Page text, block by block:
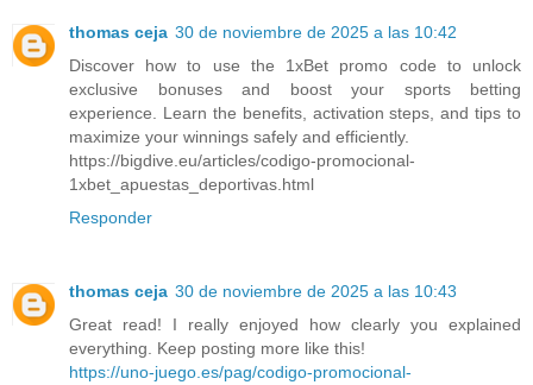
thomas ceja 30 de noviembre de 2025 a las 10:42
Discover how to use the 1xBet promo code to unlock
exclusive bonuses and boost your sports betting
experience. Learn the benefits, activation steps, and tips to
maximize your winnings safely and efficiently.
https://bigdive.eu/articles/codigo-promocional-
1xbet_apuestas_deportivas.html
Responder
thomas ceja 30 de noviembre de 2025 a las 10:43
Great read! I really enjoyed how clearly you explained
everything. Keep posting more like this!
https://uno-juego.es/pag/codigo-promocional-